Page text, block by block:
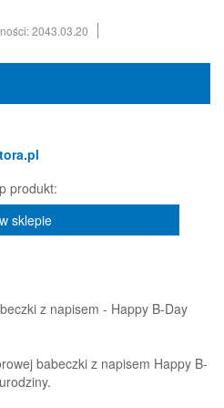
2043.03.20
produkt:
w sklepie
z napisem - Happy B-Day
babeczki z napisem Happy B-